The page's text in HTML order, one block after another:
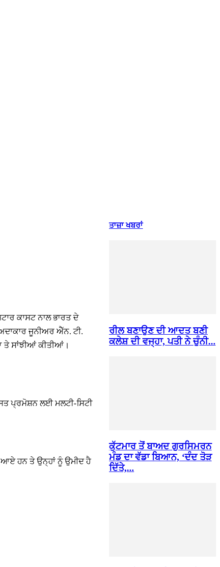
ਕਾਸਟ ਨਾਲ ਭਾਰਤ ਦੇ
ਜੂਨੀਅਰ ਐੱਨ. ਟੀ.
ਤੇ ਸਾਂਝੀਆਂ ਕੀਤੀਆਂ।
ਪ੍ਰਮੋਸ਼ਨ ਲਈ ਮਲਟੀ-ਸਿਟੀ
ਆਏ ਹਨ ਤੇ ਉਨ੍ਹਾਂ ਨੂੰ ਉਮੀਦ ਹੈ
ਤਾਜ਼ਾ ਖਬਰਾਂ
ਰੀਲ ਬਣਾਉਣ ਦੀ ਆਦਤ ਬਣੀ
ਕਲੇਸ਼ ਦੀ ਵਜ੍ਹਾ, ਪਤੀ ਨੇ ਚੁੰਨੀ...
ਕੁੱਟਮਾਰ ਤੋਂ ਬਾਅਦ ਗੁਰਸਿਮਰਨ
ਮੰਡ ਦਾ ਵੱਡਾ ਬਿਆਨ, ‘ਦੰਦ ਤੋੜ
ਦਿੱਤੇ,...